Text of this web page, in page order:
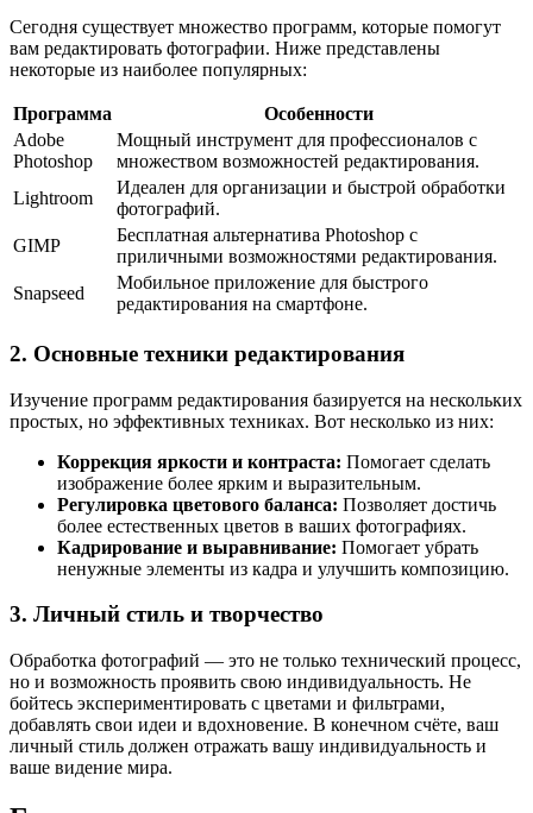
Сегодня существует множество программ, которые помогут
вам редактировать фотографии. Ниже представлены
некоторые из наиболее популярных:
Программа
Особенности
Adobe
Photoshop
Мощный инструмент для профессионалов с
множеством возможностей редактирования.
Lightroom
Идеален для организации и быстрой обработки
фотографий.
GIMP
Бесплатная альтернатива Photoshop с
приличными возможностями редактирования.
Snapseed
Мобильное приложение для быстрого
редактирования на смартфоне.
2. Основные техники редактирования
Изучение программ редактирования базируется на нескольких
простых, но эффективных техниках. Вот несколько из них:
Коррекция яркости и контраста: Помогает сделать
изображение более ярким и выразительным.
Регулировка цветового баланса: Позволяет достичь
более естественных цветов в ваших фотографиях.
Кадрирование и выравнивание: Помогает убрать
ненужные элементы из кадра и улучшить композицию.
3. Личный стиль и творчество
Обработка фотографий — это не только технический процесс,
но и возможность проявить свою индивидуальность. Не
бойтесь экспериментировать с цветами и фильтрами,
добавлять свои идеи и вдохновение. В конечном счёте, ваш
личный стиль должен отражать вашу индивидуальность и
ваше видение мира.